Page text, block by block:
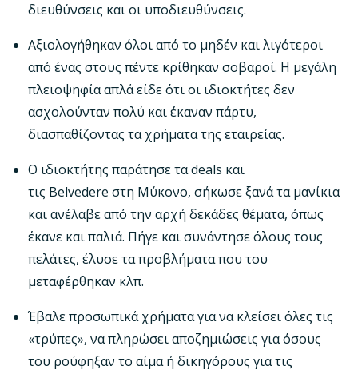
διευθύνσεις και οι υποδιευθύνσεις.
Αξιολογήθηκαν όλοι από το μηδέν και λιγότεροι
από ένας στους πέντε κρίθηκαν σοβαροί. Η μεγάλη
πλειοψηφία απλά είδε ότι οι ιδιοκτήτες δεν
ασχολούνταν πολύ και έκαναν πάρτυ,
διασπαθίζοντας τα χρήματα της εταιρείας.
Ο ιδιοκτήτης παράτησε τα deals και
τις Belvedere στη Μύκονο, σήκωσε ξανά τα μανίκια
και ανέλαβε από την αρχή δεκάδες θέματα, όπως
έκανε και παλιά. Πήγε και συνάντησε όλους τους
πελάτες, έλυσε τα προβλήματα που του
μεταφέρθηκαν κλπ.
Έβαλε προσωπικά χρήματα για να κλείσει όλες τις
«τρύπες», να πληρώσει αποζημιώσεις για όσους
του ρούφηξαν το αίμα ή δικηγόρους για τις